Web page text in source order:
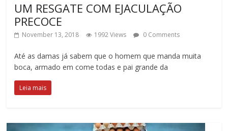
UM RESGATE COM EJACULAÇÃO
PRECOCE
November 13, 2018 1992 Views 0 Comments
Até as damas já sabem que o homem que manda muita
boca, armado em come todas e pai grande da
Leia mais